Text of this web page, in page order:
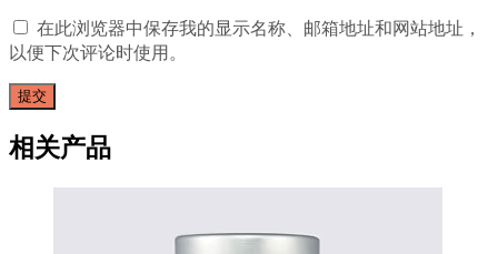
在此浏览器中保存我的显示名称、邮箱地址和网站地址，
以便下次评论时使用。
相关产品